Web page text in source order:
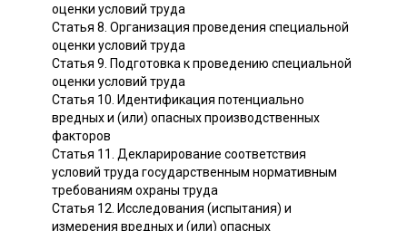
оценки условий труда
Статья 8. Организация проведения специальной
оценки условий труда
Статья 9. Подготовка к проведению специальной
оценки условий труда
Статья 10. Идентификация потенциально
вредных и (или) опасных производственных
факторов
Статья 11. Декларирование соответствия
условий труда государственным нормативным
требованиям охраны труда
Статья 12. Исследования (испытания) и
измерения вредных и (или) опасных